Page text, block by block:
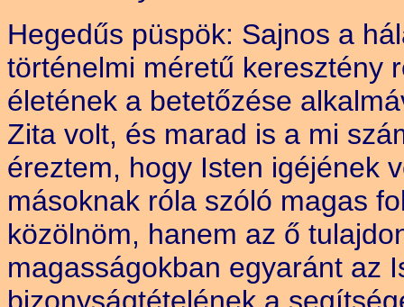
Hegedűs püspök: Sajnos a
történelmi méretű keresztény
életének a betetőzése
Zita volt, és marad is a mi
éreztem, hogy Isten igéjének
másoknak róla szóló magas
közölnöm, hanem az ő
magasságokban egyaránt az